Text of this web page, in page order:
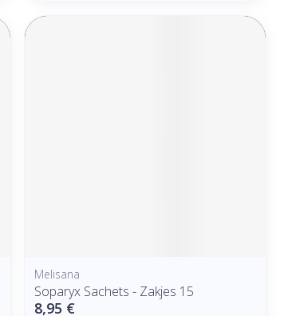
Melisana
Soparyx Sachets - Zakjes 15
8,95 €